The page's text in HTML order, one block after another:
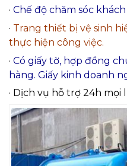
· Chế độ chăm sóc
· Trang thiết bị vệ sinh
thực hiện công việc.
· Có giấy tờ, hợp đồng
hàng. Giấy kinh doanh
· Dịch vụ hỗ trợ 24h